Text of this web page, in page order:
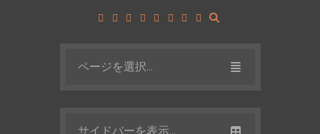
ページを選択...
サイドバーを表示...